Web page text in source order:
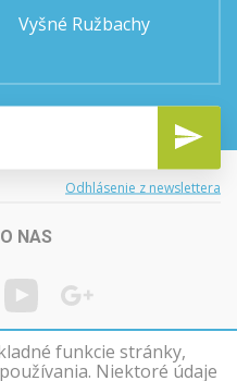
Vyšné Ružbachy
Odhlásenie z newslettera
NAS
funkcie stránky,
Niektoré údaje